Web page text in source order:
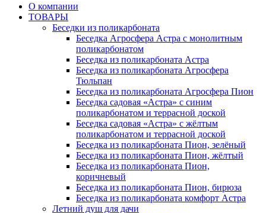
О компании
ТОВАРЫ
Беседки из поликарбоната
Беседка Агросфера Астра с монолитным
поликарбонатом
Беседка из поликарбоната Астра
Беседка из поликарбоната Агросфера
Тюльпан
Беседка из поликарбоната Агросфера Пион
Беседка садовая «Астра» с синим
поликарбонатом и террасной доской
Беседка садовая «Астра» с жёлтым
поликарбонатом и террасной доской
Беседка из поликарбоната Пион, зелёный
Беседка из поликарбоната Пион, жёлтый
Беседка из поликарбоната Пион,
коричневый
Беседка из поликарбоната Пион, бирюза
Беседка из поликарбоната комфорт Астра
Летний душ для дачи